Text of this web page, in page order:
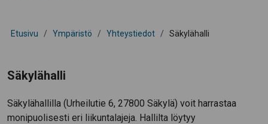
Etusivu / Ympäristö / Yhteystiedot / Säkylähalli
Säkylähalli
Säkylähallilla (Urheilutie 6, 27800 Säkylä) voit harrastaa
monipuolisesti eri liikuntalajeja. Hallilta löytyy